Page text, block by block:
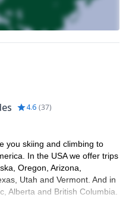
4.6 (37)
you skiing and climbing to
In the USA we offer trips
Oregon, Arizona,
Utah and Vermont. And in
Alberta and British Columbia.